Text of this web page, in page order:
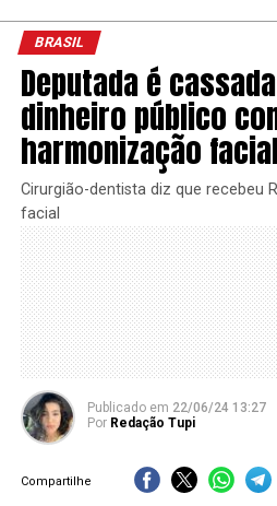
BRASIL
Deputada é
dinheiro público
harmonização
Cirurgião-dentista diz que recebeu
facial
Publicado em 22/06/24 13:27
Por Redação Tupi
Compartilhe